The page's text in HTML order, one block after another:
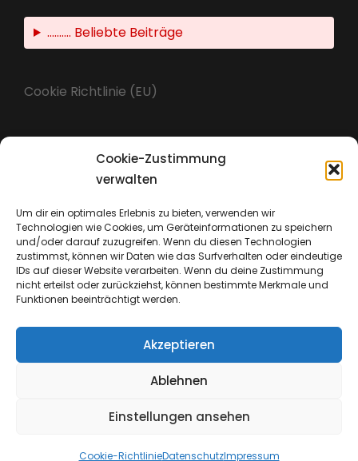
Cookie-Zustimmung
verwalten
Um dir ein optimales Erlebnis zu bieten, verwenden wir
Technologien wie Cookies, um Geräteinformationen zu speichern
und/oder darauf zuzugreifen. Wenn du diesen Technologien
zustimmst, können wir Daten wie das Surfverhalten oder eindeutige
IDs auf dieser Website verarbeiten. Wenn du deine Zustimmung
nicht erteilst oder zurückziehst, können bestimmte Merkmale und
Funktionen beeinträchtigt werden.
Akzeptieren
Ablehnen
Einstellungen ansehen
Cookie-RichtlinieDatenschutzImpressum
.......... Beliebte Beiträge
Cookie Richtlinie (EU)
Datenschutz